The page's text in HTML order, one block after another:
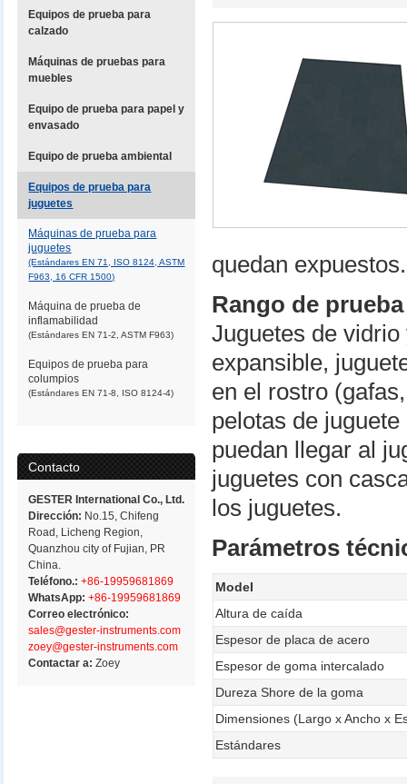
Equipos de prueba para
calzado
Máquinas de pruebas para
muebles
Equipo de prueba para papel y
envasado
Equipo de prueba ambiental
Equipos de prueba para
juguetes
Máquinas de prueba para
juguetes
(Estándares EN 71, ISO 8124, ASTM
F963, 16 CFR 1500)
Máquina de prueba de
inflamabilidad
(Estándares EN 71-2, ASTM F963)
Equipos de prueba para
columpios
(Estándares EN 71-8, ISO 8124-4)
Contacto
GESTER International Co., Ltd.
Dirección: No.15, Chifeng
Road, Licheng Region,
Quanzhou city of Fujian, PR
China.
Teléfono.: +86-19959681869
WhatsApp: +86-19959681869
Correo electrónico:
sales@gester-instruments.com
zoey@gester-instruments.com
Contactar a:Zoey
quedan expuestos.
Rango de prueba
Juguetes de
expansible,
en el rostro
pelotas de
puedan llegar al
juguetes con
los juguetes.
Parámetros
Model
Altura de caída
Espesor de placa de acero
Espesor de goma intercalado
Dureza Shore de la goma
Dimensiones (Largo x Ancho x
Estándares